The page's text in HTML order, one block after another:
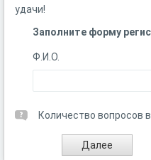
удачи!
Заполните форму
Ф.И.О.
Количество вопросов